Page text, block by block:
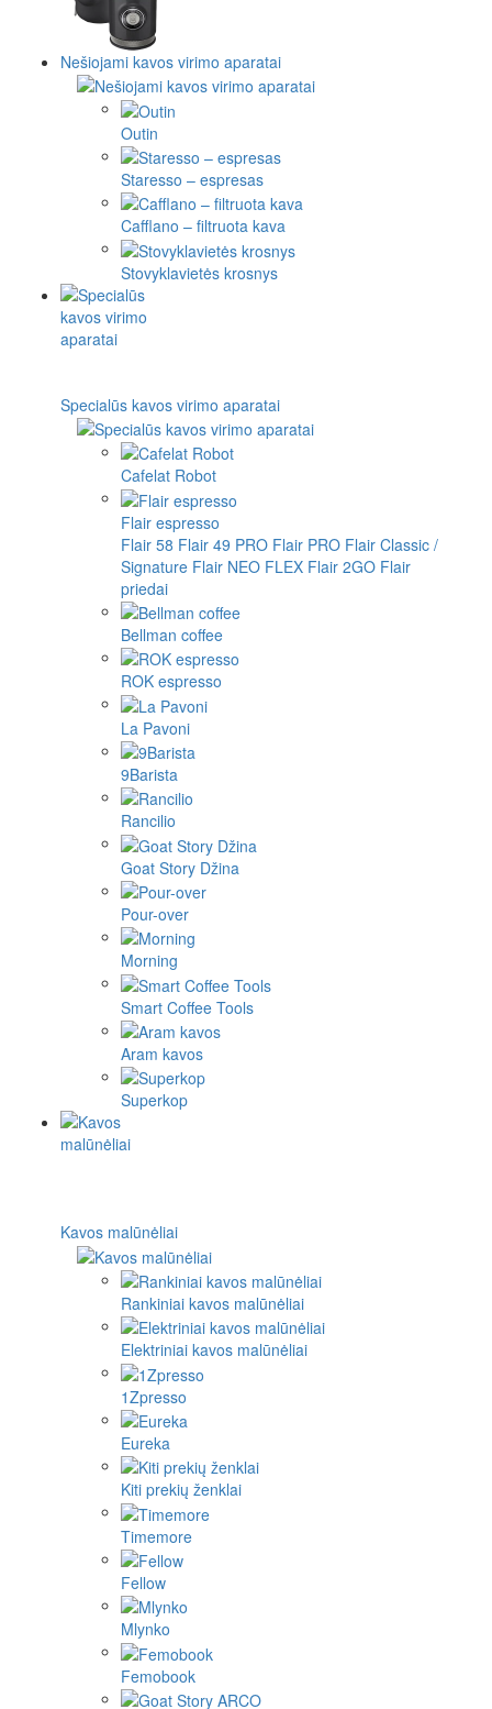
Nešiojami kavos virimo aparatai
Outin
Staresso – espresas
Cafflano – filtruota kava
Stovyklavietės krosnys
Specialūs kavos virimo aparatai
Cafelat Robot
Flair espresso
Flair 58 Flair 49 PRO Flair PRO Flair Classic /
Signature Flair NEO FLEX Flair 2GO Flair
priedai
Bellman coffee
ROK espresso
La Pavoni
9Barista
Rancilio
Goat Story Džina
Pour-over
Morning
Smart Coffee Tools
Aram kavos
Superkop
Kavos malūnėliai
Rankiniai kavos malūnėliai
Elektriniai kavos malūnėliai
1Zpresso
Eureka
Kiti prekių ženklai
Timemore
Fellow
Mlynko
Femobook